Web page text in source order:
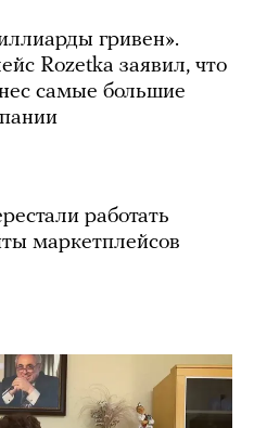
гривен».
Rozetka заявил, что
самые большие
работать
маркетплейсов